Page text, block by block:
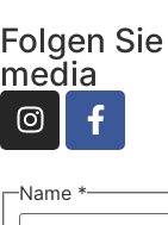
Folgen
media
sofern
können
Name *